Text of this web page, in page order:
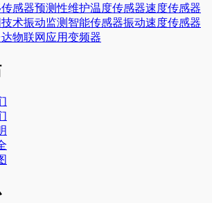
感器预测性维护温度传感器速度传感器
术振动监测 智能传感器振动速度传感器
物联网应用变频器